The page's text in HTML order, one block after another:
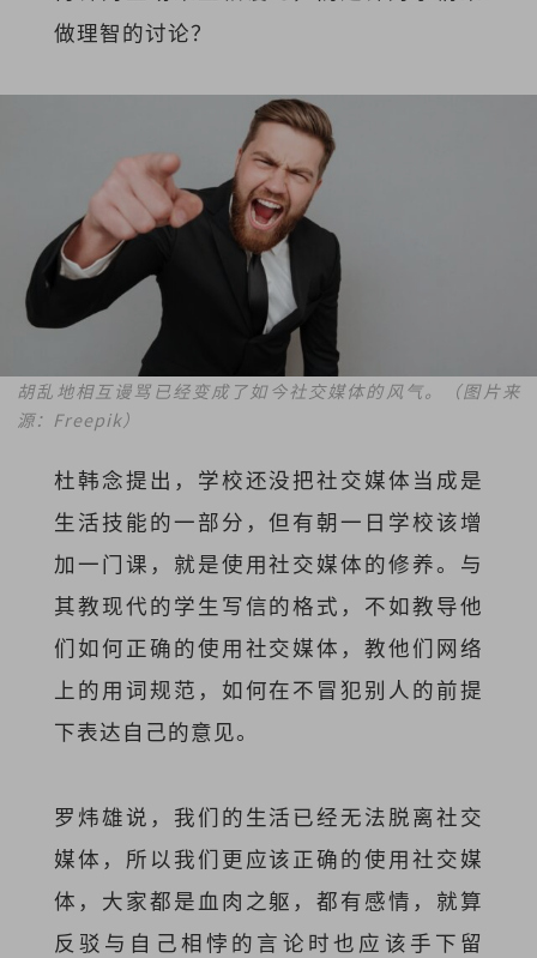
做理智的讨论？
胡乱地相互谩骂已经变成了如今社交媒体的风气。（图片来
源：Freepik）
杜韩念提出，学校还没把社交媒体当成是
生活技能的一部分，但有朝一日学校该增
加一门课，就是使用社交媒体的修养。与
其教现代的学生写信的格式，不如教导他
们如何正确的使用社交媒体，教他们网络
上的用词规范，如何在不冒犯别人的前提
下表达自己的意见。
罗炜雄说，我们的生活已经无法脱离社交
媒体，所以我们更应该正确的使用社交媒
体，大家都是血肉之躯，都有感情，就算
反驳与自己相悖的言论时也应该手下留